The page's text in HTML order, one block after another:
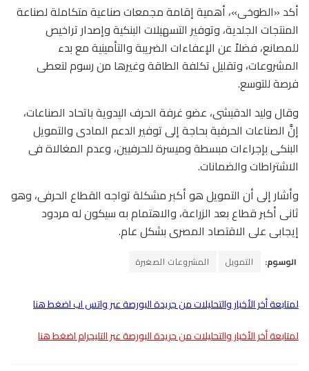
أكد «الطوخى»، أهمية إقامة مجمعات صناعية متكاملة لصناعة
المنتجات الجلدية، وتوفير التسهيلات البنكية وإصدار تراخيص
للمصانع، فضلاً عن الإعفاءات الضريبة والتأمينية مع بدء
المشروعات، وتقليل تكلفة الطاقة وغيرها من رسوم لتعطى
فرصة للتوسع.
وقال وليد الدقيشى، عضو غرفة الحرف اليدوية باتحاد الصناعات،
إنَّ الصناعات الحرفية بحاجة إلى توفير الدعم المادى والتمويل
البنكى بإجراءات مبسطة وميسرة للحرفيين، وعدم المغالاة فى
الاشتراطات والضمانات.
وأشار إلى أن التمويل هو أكبر مشكلة تواجه القطاع الحرفى، وهو
ثانى أكبر قطاع بعد الزراعة، والاهتمام به سيكون له مردود
إيجابى على الاقتصاد المصرى بشكل عام.
الوسوم: التمويل المشروعات الصغيرة
لمتابعة أخر الأخبار والتحليلات من جريدة البورصة عبر واتس اب اضغط هنا
لمتابعة أخر الأخبار والتحليلات من جريدة البورصة عبر التليجرام اضغط هنا